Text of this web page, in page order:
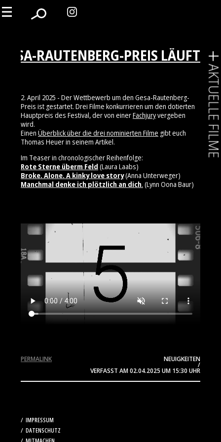
RAUTENBERG-PREIS LÄUFT
2. April 2025 - Der Wettbewerb um den Gesa-Rautenberg-
Preis ist gestartet. Drei Filme konkurrieren um den dotierten
Hauptpreis des Festival, der von einerFachjuryvergeben
wird.
Einen Überblick über die drei nominierten Filme gibt euch
Thomas Heuer in seinem Artikel.
Im Teaser in chronologischer Reihenfolge:
Rote Sterne überm Feld (Laura Laabs)
Broke. Alone. A kinky love story(Anna Unterweger)
Manchmal denke ich plötzlich an dich. (Lynn Oona Baur)
NEUIGKEITEN
/
VERFASST AM02.04.2025 UM 15:30 UHR
PERMALINK
IMPRESSUM
DATENSCHUTZ